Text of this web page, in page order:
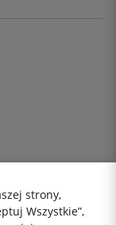
strony,
Wszystkie”,